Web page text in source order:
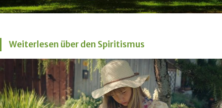
Weiterlesen über den Spiritismus